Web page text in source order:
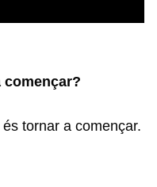
començar?
tornar a començar.